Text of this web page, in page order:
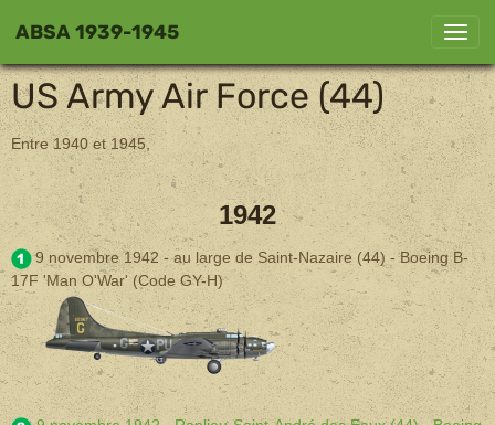
ABSA 1939-1945
US Army Air Force (44)
Entre 1940 et 1945,
1942
9 novembre 1942 - au large de Saint-Nazaire (44) - Boeing B-
17F 'Man O'War' (Code GY-H)